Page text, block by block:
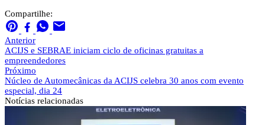
Compartilhe:
Anterior
ACIJS e SEBRAE iniciam ciclo de oficinas gratuitas a
empreendedores
Próximo
Núcleo de Automecânicas da ACIJS celebra 30 anos com evento
especial, dia 24
Notícias relacionadas